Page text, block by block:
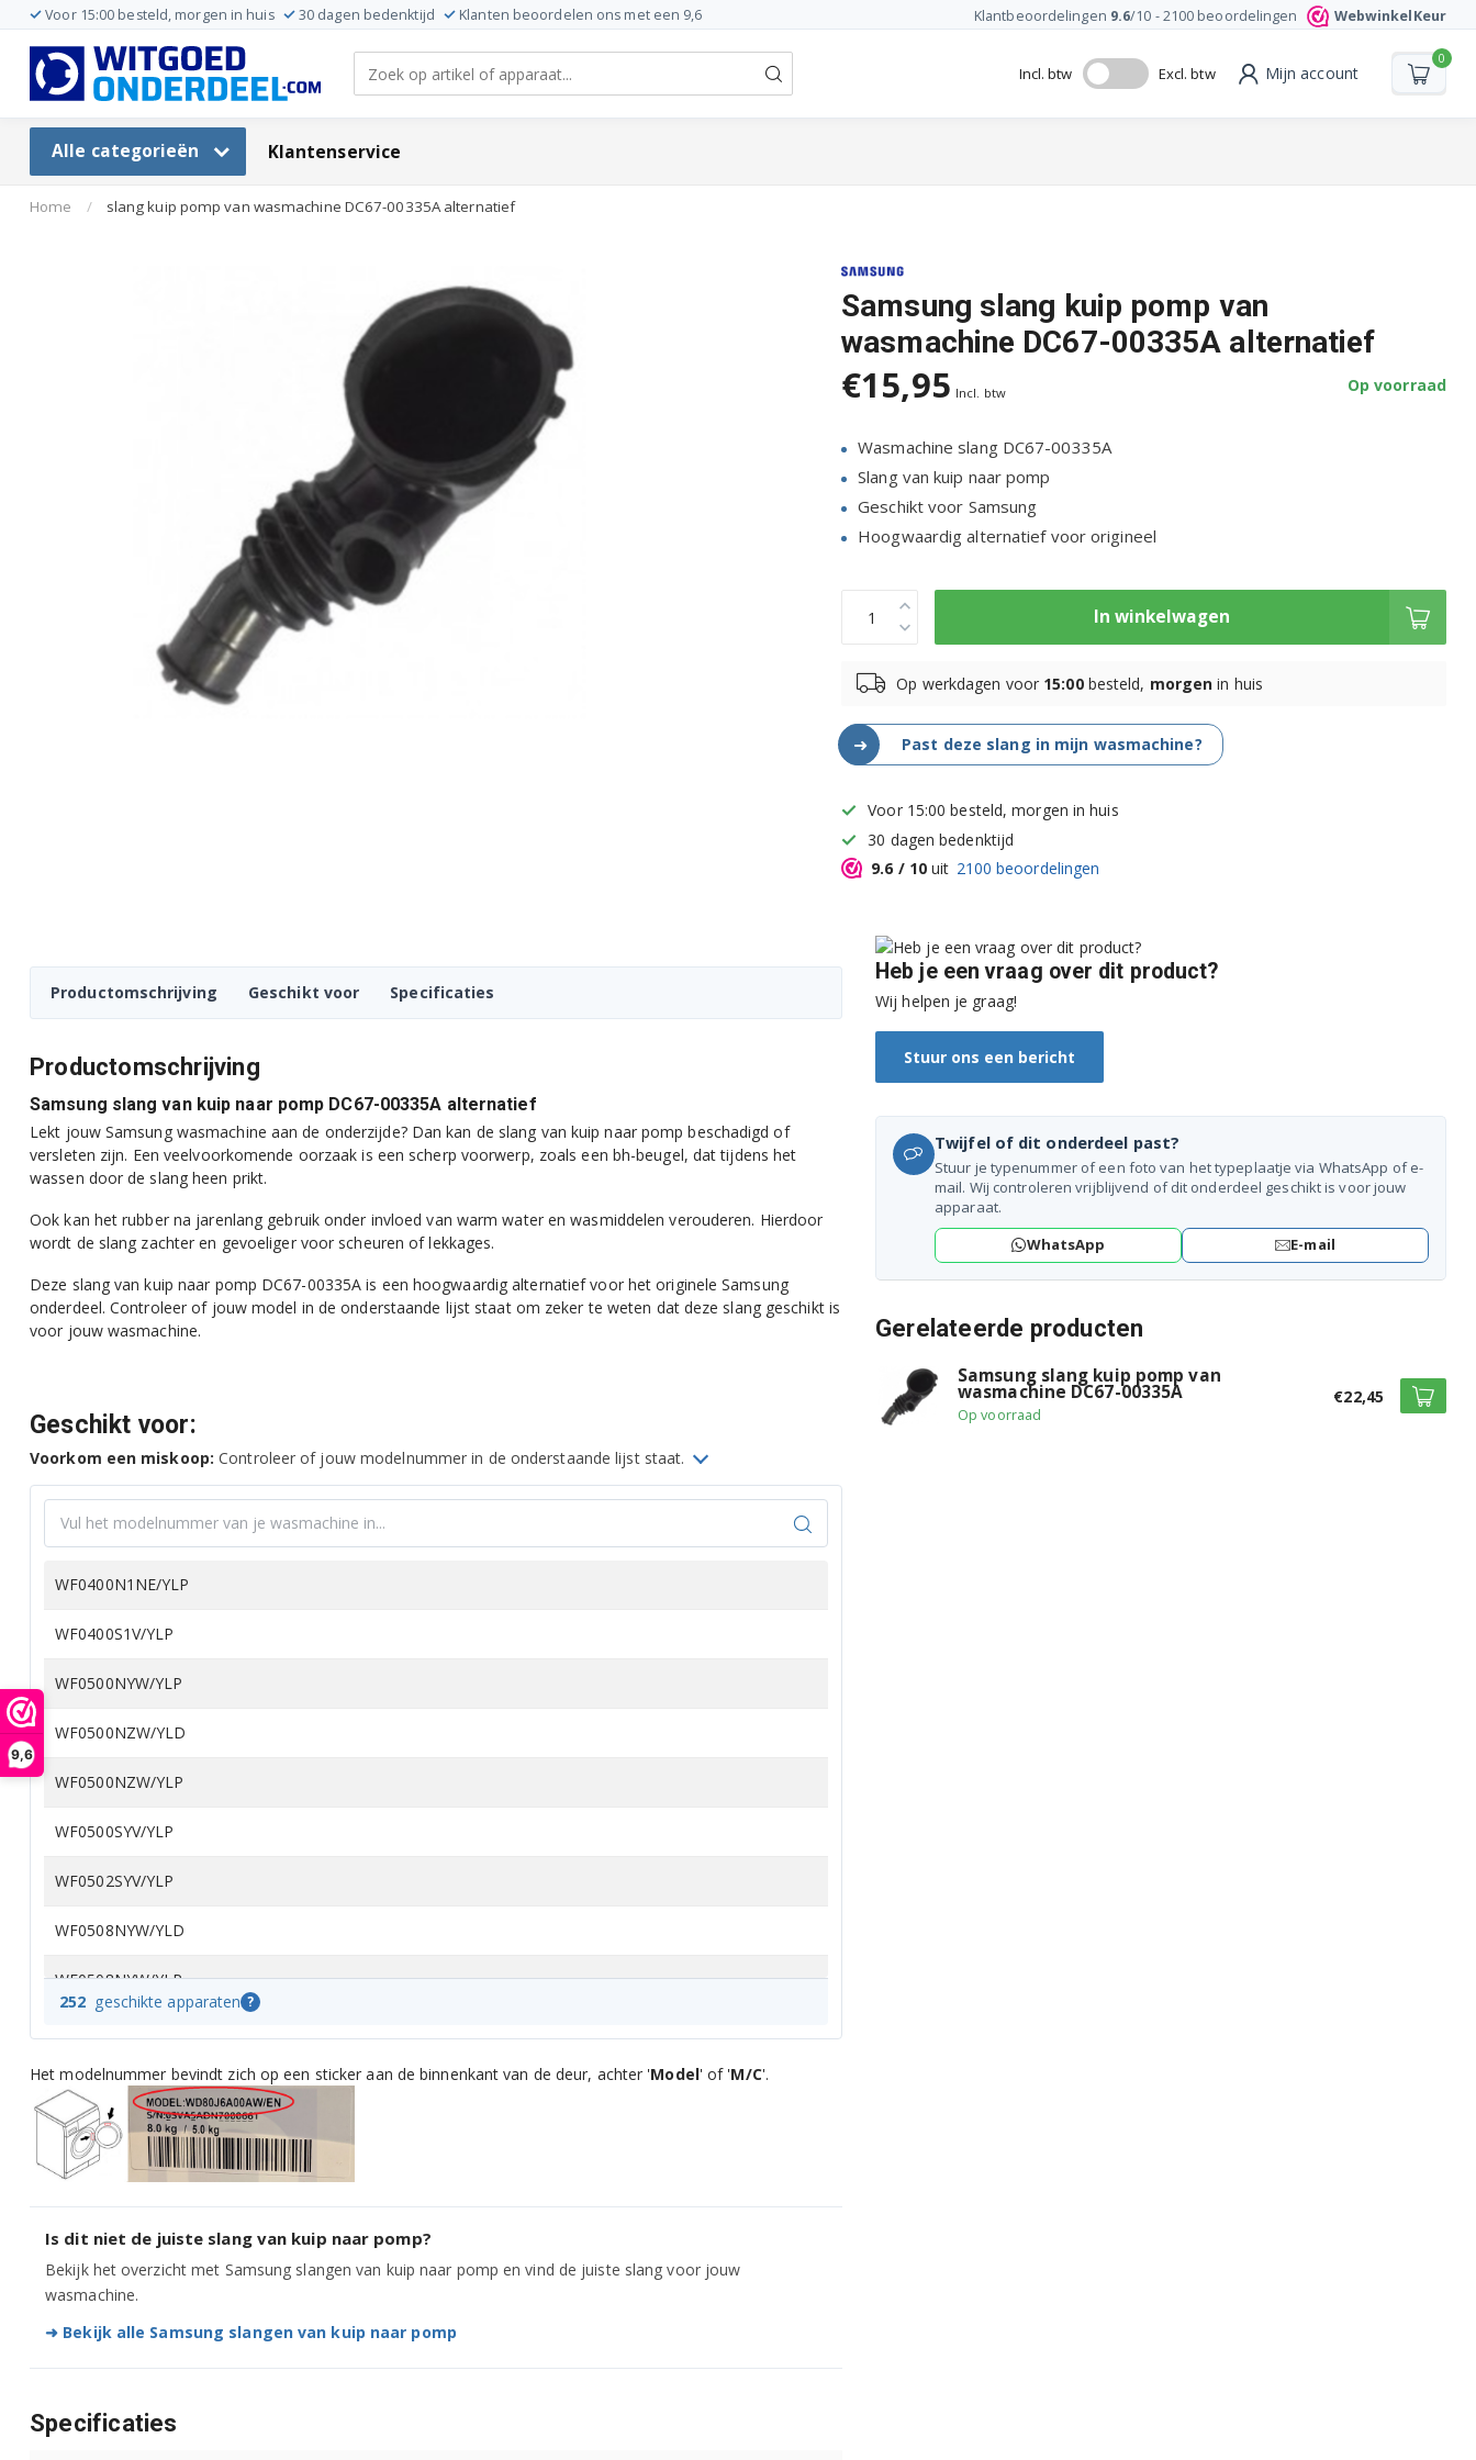
9,6
Voor 15:00 besteld, morgen in huis 30 dagen bedenktijd Klanten beoordelen ons met een 9,6 Klantbeoordelingen 9.6/10 -2100 beoordelingen WebwinkelKeur
Incl. btw Excl. btw Mijn account
0
Alle categorieën Klantenservice
Home / slang kuip pomp van wasmachine DC67-00335A alternatief
Samsung slang kuip pomp van
wasmachine DC67-00335A alternatief
€15,95 Incl. btw Op voorraad
Wasmachine slang DC67-00335A
Slang van kuip naar pomp
Geschikt voor Samsung
Hoogwaardig alternatief voor origineel
In winkelwagen
Op werkdagen voor 15:00besteld, morgen in huis
➜ Past deze slang in mijn wasmachine?
Voor 15:00 besteld, morgen in huis
30 dagen bedenktijd
9.6 / 10 uit 2100 beoordelingen
Productomschrijving Geschikt voor Specificaties
Productomschrijving
Samsung slang van kuip naar pomp DC67-00335A alternatief
Lekt jouw Samsung wasmachine aan de onderzijde? Dan kan de slang van kuip naar pomp beschadigd of
versleten zijn. Een veelvoorkomende oorzaak is een scherp voorwerp, zoals een bh-beugel, dat tijdens het
wassen door de slang heen prikt.
Ook kan het rubber na jarenlang gebruik onder invloed van warm water en wasmiddelen verouderen. Hierdoor
wordt de slang zachter en gevoeliger voor scheuren of lekkages.
Deze slang van kuip naar pomp DC67-00335A is een hoogwaardig alternatief voor het originele Samsung
onderdeel. Controleer of jouw model in de onderstaande lijst staat om zeker te weten dat deze slang geschikt is
voor jouw wasmachine.
Geschikt voor:
Voorkom een miskoop: Controleer of jouw modelnummer in de onderstaande lijst staat.
WF0400N1NE/YLP
WF0400S1V/YLP
WF0500NYW/YLP
WF0500NZW/YLD
WF0500NZW/YLP
WF0500SYV/YLP
WF0502SYV/YLP
WF0508NYW/YLD
WF0508NYW/YLP
WF0508NZW/YLP
WF0508SYV/YLP
WF0590NRW/YLP
WF0600NBE/YLV
WF0600NBX/YLD
WF0600NBX/YLP
WF0600NCE/XEH
252 geschikte apparaten ?
Het modelnummer bevindt zich op een sticker aan de binnenkant van de deur, achter 'Model' of 'M/C'.
Is dit niet de juiste slang van kuip naar pomp?
Bekijk het overzicht met Samsung slangen van kuip naar pomp en vind de juiste slang voor jouw
wasmachine.
➜ Bekijk alle Samsung slangen van kuip naar pomp
Specificaties
Heb je een vraag over dit product?
Wij helpen je graag!
Stuur ons een bericht
Twijfel of dit onderdeel past?
Stuur je typenummer of een foto van het typeplaatje via WhatsApp of e-
mail. Wij controleren vrijblijvend of dit onderdeel geschikt is voor jouw
apparaat.
WhatsApp
E-mail
Gerelateerde producten
Samsung slang kuip pomp van
wasmachine DC67-00335A
Op voorraad
€22,45